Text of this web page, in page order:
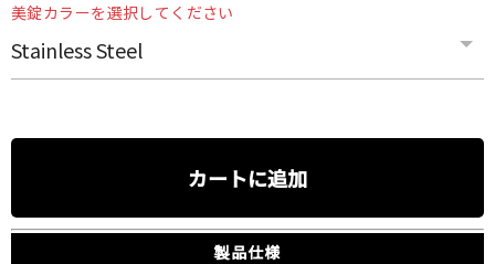
美錠カラーを選択してください
カートに追加
製品仕様